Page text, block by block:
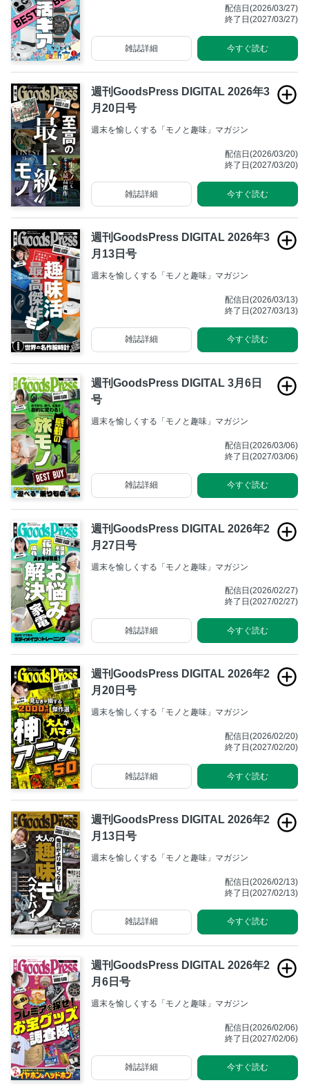
配信日(2026/03/27)
終了日(2027/03/27)
今すぐ読む
雑誌詳細
週刊GoodsPress DIGITAL 2026年3
月20日号
週末を愉しくする「モノと趣味」マガジン
配信日(2026/03/20)
終了日(2027/03/20)
今すぐ読む
雑誌詳細
週刊GoodsPress DIGITAL 2026年3
月13日号
週末を愉しくする「モノと趣味」マガジン
配信日(2026/03/13)
終了日(2027/03/13)
今すぐ読む
雑誌詳細
週刊GoodsPress DIGITAL 3月6日
号
週末を愉しくする「モノと趣味」マガジン
配信日(2026/03/06)
終了日(2027/03/06)
今すぐ読む
雑誌詳細
週刊GoodsPress DIGITAL 2026年2
月27日号
週末を愉しくする「モノと趣味」マガジン
配信日(2026/02/27)
終了日(2027/02/27)
今すぐ読む
雑誌詳細
週刊GoodsPress DIGITAL 2026年2
月20日号
週末を愉しくする「モノと趣味」マガジン
配信日(2026/02/20)
終了日(2027/02/20)
今すぐ読む
雑誌詳細
週刊GoodsPress DIGITAL 2026年2
月13日号
週末を愉しくする「モノと趣味」マガジン
配信日(2026/02/13)
終了日(2027/02/13)
今すぐ読む
雑誌詳細
週刊GoodsPress DIGITAL 2026年2
月6日号
週末を愉しくする「モノと趣味」マガジン
配信日(2026/02/06)
終了日(2027/02/06)
今すぐ読む
雑誌詳細